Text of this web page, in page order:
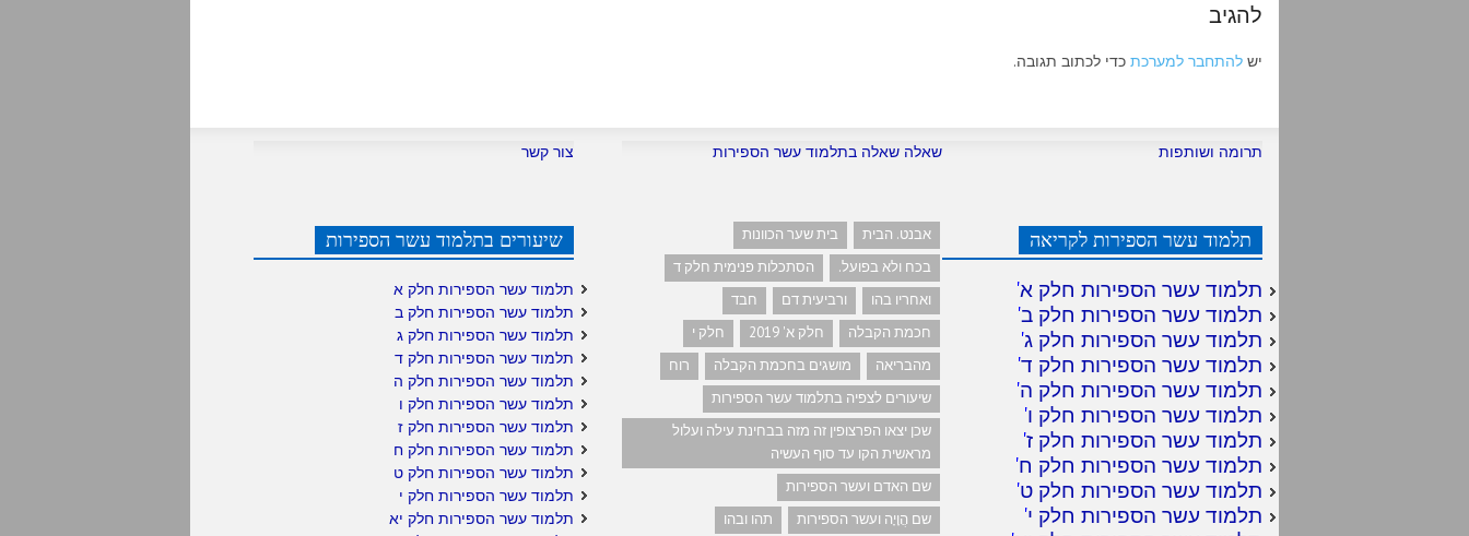
להגיב
יש להתחבר למערכת כדי לכתוב תגובה.
תרומה ושותפות
תלמוד עשר הספירות לקריאה
תלמוד עשר הספירות חלק א'
תלמוד עשר הספירות חלק ב'
תלמוד עשר הספירות חלק ג'
תלמוד עשר הספירות חלק ד'
תלמוד עשר הספירות חלק ה'
תלמוד עשר הספירות חלק ו'
תלמוד עשר הספירות חלק ז'
תלמוד עשר הספירות חלק ח'
תלמוד עשר הספירות חלק ט'
תלמוד עשר הספירות חלק י'
שאלה שאלה בתלמוד עשר הספירות
אבנט. הבית
בית שער הכוונות
בכח ולא בפועל.
הסתכלות פנימית חלק ד
ואחריו בהו
ורביעית דם
חבד
חכמת הקבלה
חלק א' 2019
חלק י
מהבריאה
מושגים בחכמת הקבלה
רוח
שיעורים לצפיה בתלמוד עשר הספירות
שכן יצאו הפרצופין זה מזה בבחינת עילה ועלול
מראשית הקו עד סוף העשיה
שם האדם ועשר הספירות
שם הֲוָיָה ועשר הספירות
תהו ובהו
צור קשר
שיעורים בתלמוד עשר הספירות
תלמוד עשר הספירות חלק א
תלמוד עשר הספירות חלק ב
תלמוד עשר הספירות חלק ג
תלמוד עשר הספירות חלק ד
תלמוד עשר הספירות חלק ה
תלמוד עשר הספירות חלק ו
תלמוד עשר הספירות חלק ז
תלמוד עשר הספירות חלק ח
תלמוד עשר הספירות חלק ט
תלמוד עשר הספירות חלק י
תלמוד עשר הספירות חלק יא